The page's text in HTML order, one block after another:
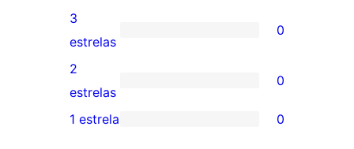
5
estrela
avaliação
com
4
estrela
0
avaliação
com
3
3
estrelas
0
0
avaliação
2
estrelas
0
1 estrela 0